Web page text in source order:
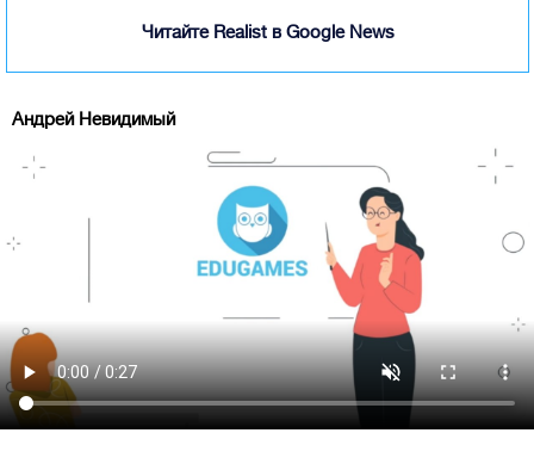
Читайте Realist в Google News
Андрей Невидимый